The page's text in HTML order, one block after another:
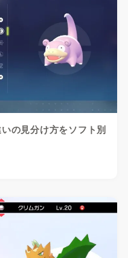
の見分け方をソフト別